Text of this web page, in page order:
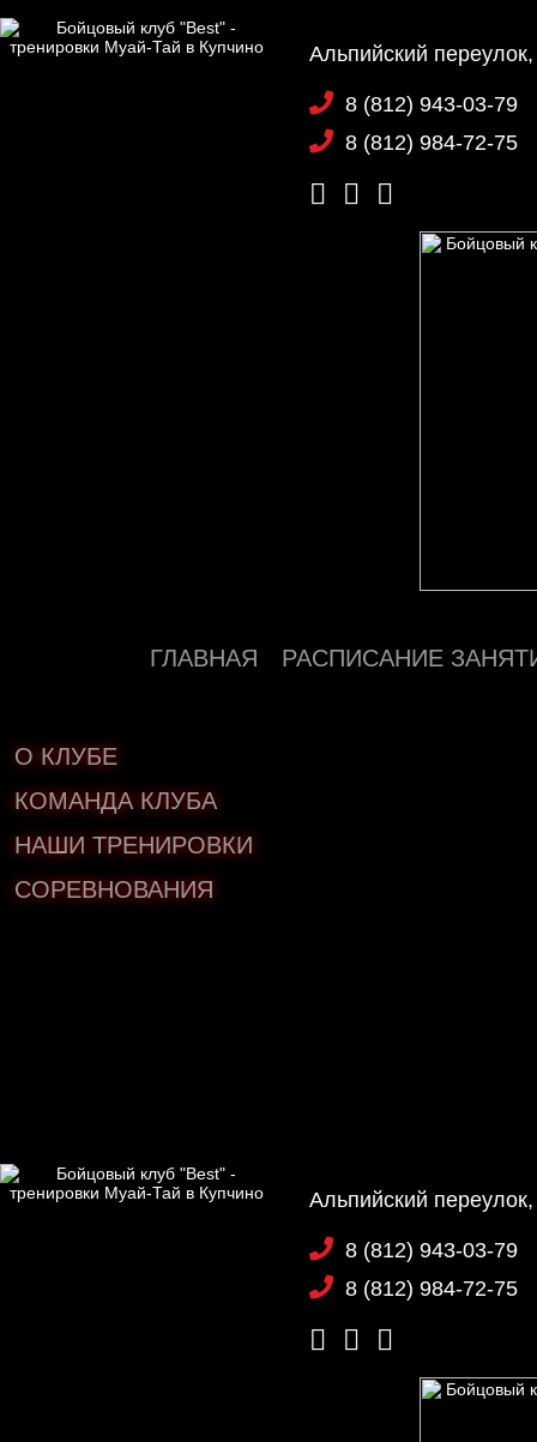
Альпийский
8 (812) 943-03-79
8 (812) 984-72-75
ГЛАВНАЯ РАСПИСАНИЕ
О КЛУБЕ
КОМАНДА КЛУБА
НАШИ ТРЕНИРОВКИ
СОРЕВНОВАНИЯ
Альпийский
8 (812) 943-03-79
8 (812) 984-72-75